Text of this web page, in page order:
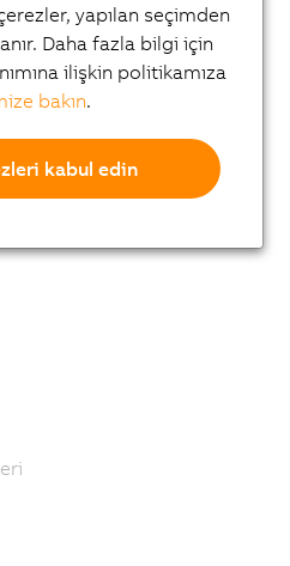
yapılan seçimden
Daha fazla bilgi için
ilişkin politikamıza
bakın.
kabul edin